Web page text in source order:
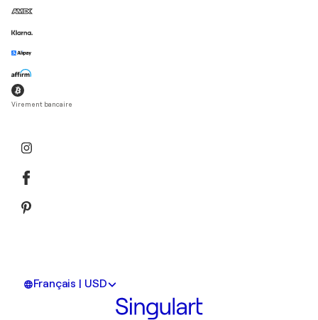
Bas
2011
États-Unis
Spirit of Place - Spirit of Home / Stillpoint Art
2011
Abstraction Attraction / Stillpoint Art Gallery -
Virement bancaire
Français | USD